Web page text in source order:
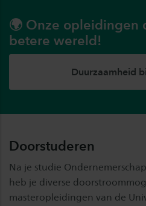
🌍 Onze opleidingen
betere wereld!
Duurzaamheid
Doorstuderen
Na je studie
heb je diverse
masteropleidingen van de